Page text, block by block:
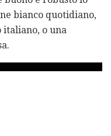
bianco quotidiano,
italiano, o una